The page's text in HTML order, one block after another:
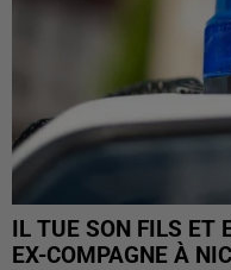
IL TUE SON FILS ET
EX-COMPAGNE À